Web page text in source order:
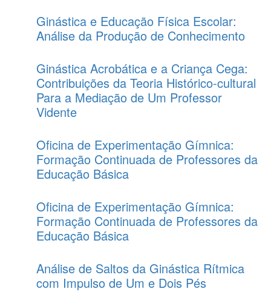
Ginástica e Educação Física Escolar:
Análise da Produção de Conhecimento
Ginástica Acrobática e a Criança Cega:
Contribuições da Teoria Histórico-cultural
Para a Mediação de Um Professor
Vidente
Oficina de Experimentação Gímnica:
Formação Continuada de Professores da
Educação Básica
Oficina de Experimentação Gímnica:
Formação Continuada de Professores da
Educação Básica
Análise de Saltos da Ginástica Rítmica
com Impulso de Um e Dois Pés